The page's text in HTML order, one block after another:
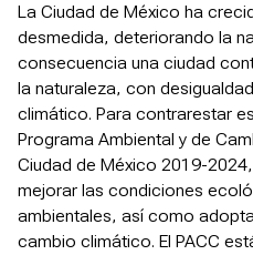
La Ciudad de México ha
desmedida, deteriorando la
consecuencia una ciudad
la naturaleza, con
climático. Para contrarestar
Programa Ambiental y de
Ciudad de México 2019-
mejorar las condiciones
ambientales, así como
cambio climático. El PACC